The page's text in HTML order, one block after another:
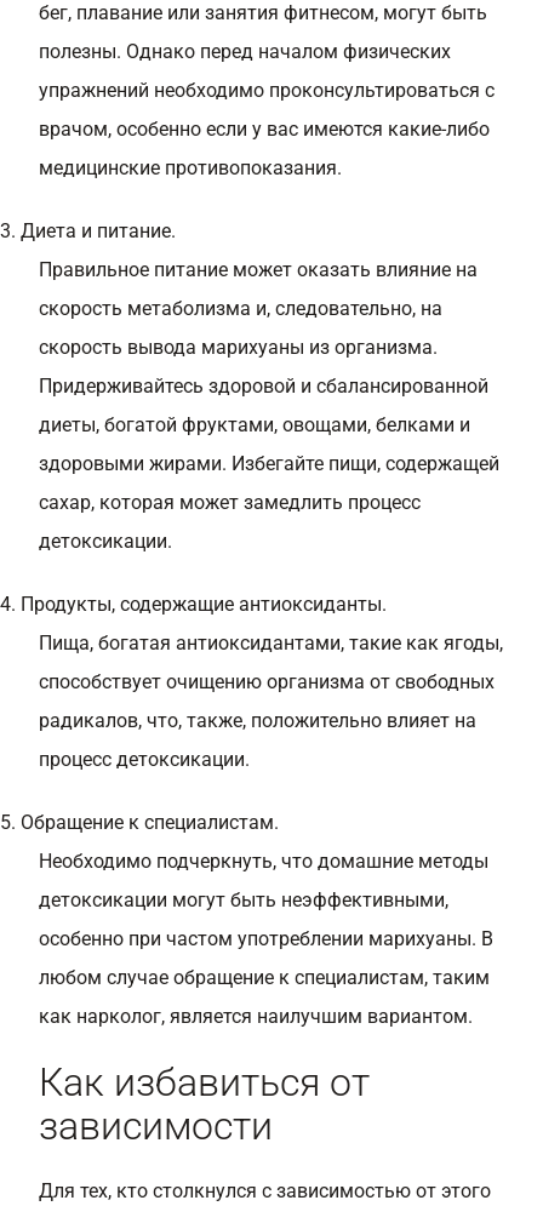
бег, плавание или занятия фитнесом, могут быть
полезны. Однако перед началом физических
упражнений необходимо проконсультироваться с
врачом, особенно если у вас имеются какие-либо
медицинские противопоказания.
3. Диета и питание.
Правильное питание может оказать влияние на
скорость метаболизма и, следовательно, на
скорость вывода марихуаны из организма.
Придерживайтесь здоровой и сбалансированной
диеты, богатой фруктами, овощами, белками и
здоровыми жирами. Избегайте пищи, содержащей
сахар, которая может замедлить процесс
детоксикации.
4. Продукты, содержащие антиоксиданты.
Пища, богатая антиоксидантами, такие как ягоды,
способствует очищению организма от свободных
радикалов, что, также, положительно влияет на
процесс детоксикации.
5. Обращение к специалистам.
Необходимо подчеркнуть, что домашние методы
детоксикации могут быть неэффективными,
особенно при частом употреблении марихуаны. В
любом случае обращение к специалистам, таким
как нарколог, является наилучшим вариантом.
Как избавиться от
зависимости
Для тех, кто столкнулся с зависимостью от этого